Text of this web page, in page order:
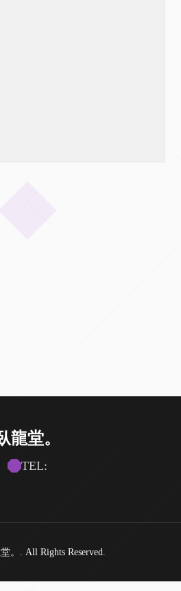
龍堂。
TEL:
。. All Rights Reserved.